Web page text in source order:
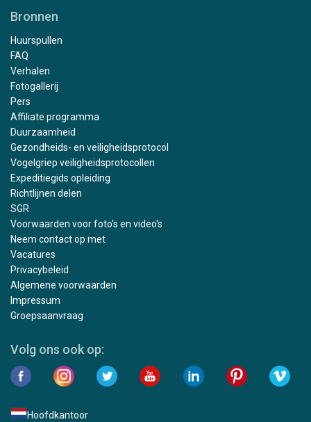
Bronnen
Huurspullen
FAQ
Verhalen
Fotogallerij
Pers
Affiliate programma
Duurzaamheid
Gezondheids- en veiligheidsprotocol
Vogelgriep veiligheidsprotocollen
Expeditiegids opleiding
Richtlijnen delen
SGR
Voorwaarden voor foto's en video's
Neem contact op met
Vacatures
Privacybeleid
Algemene voorwaarden
Impressum
Groepsaanvraag
Volg ons ook op:
Hoofdkantoor